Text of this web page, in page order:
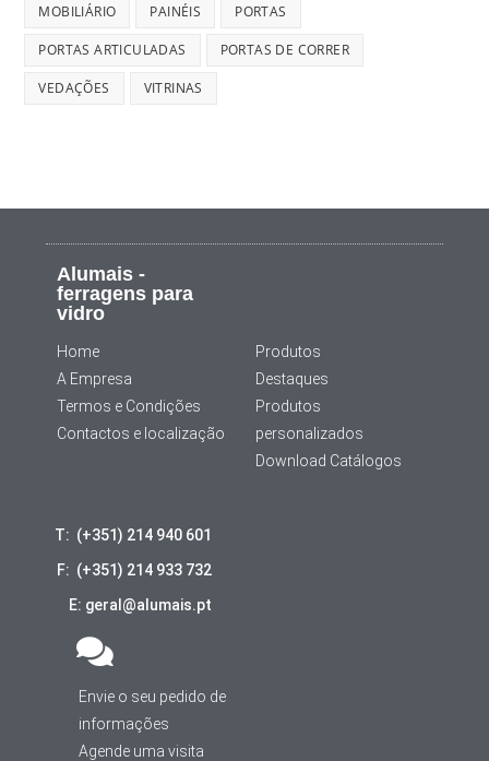
MOBILIÁRIO PAINÉIS PORTAS
PORTAS ARTICULADAS PORTAS DE CORRER
VEDAÇÕES VITRINAS
Alumais -
ferragens para
vidro
Home
A Empresa
Termos e Condições
Contactos e localização
Produtos
Destaques
Produtos
personalizados
Download Catálogos
T: (+351) 214 940 601
F: (+351) 214 933 732
E: geral@alumais.pt
Envie o seu pedido de
informações
Agende uma visita